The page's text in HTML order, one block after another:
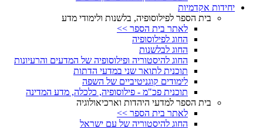
יחידות אקדמיות
בית הספר לפילוסופיה, בלשנות ולימודי מדע
לאתר בית הספר >>
החוג לפילוסופיה
החוג לבלשנות
החוג להיסטוריה ופילוסופיה של המדעים והרעיונות
תוכנית לתואר שני במדעי הדתות
לימודים קוגניטיביים של השפה
תוכנית פכ"מ - פילוסופיה, כלכלה, מדע המדינה
בית הספר למדעי היהדות וארכיאולוגיה
לאתר בית הספר >>
החוג להיסטוריה של עם ישראל